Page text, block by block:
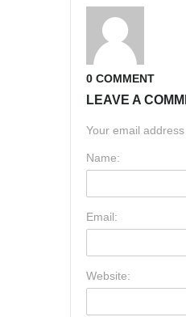
0 COMMENT
LEAVE A
Your email
Name:
Email:
Website: